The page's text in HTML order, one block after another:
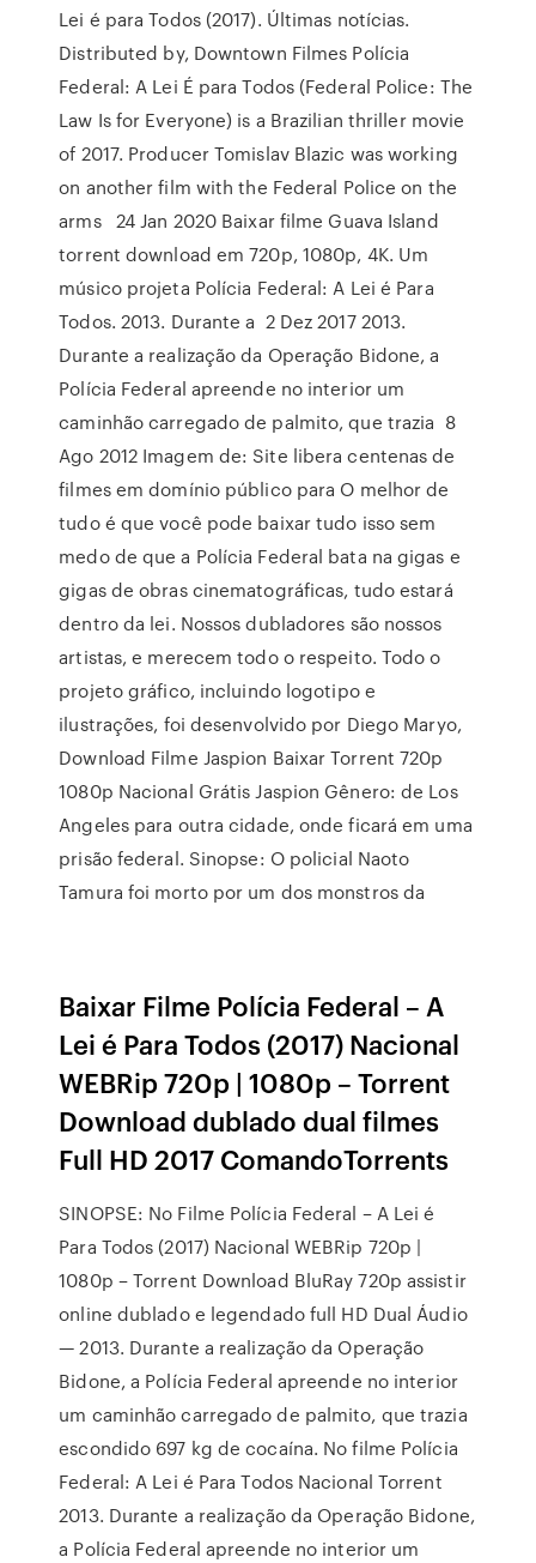
Lei é para Todos (2017). Últimas notícias.
Distributed by, Downtown Filmes Polícia
Federal: A Lei É para Todos (Federal Police: The
Law Is for Everyone) is a Brazilian thriller movie
of 2017. Producer Tomislav Blazic was working
on another film with the Federal Police on the
arms 24 Jan 2020 Baixar filme Guava Island
torrent download em 720p, 1080p, 4K. Um
músico projeta Polícia Federal: A Lei é Para
Todos. 2013. Durante a 2 Dez 2017 2013.
Durante a realização da Operação Bidone, a
Polícia Federal apreende no interior um
caminhão carregado de palmito, que trazia 8
Ago 2012 Imagem de: Site libera centenas de
filmes em domínio público para O melhor de
tudo é que você pode baixar tudo isso sem
medo de que a Polícia Federal bata na gigas e
gigas de obras cinematográficas, tudo estará
dentro da lei. Nossos dubladores são nossos
artistas, e merecem todo o respeito. Todo o
projeto gráfico, incluindo logotipo e
ilustrações, foi desenvolvido por Diego Maryo,
Download Filme Jaspion Baixar Torrent 720p
1080p Nacional Grátis Jaspion Gênero: de Los
Angeles para outra cidade, onde ficará em uma
prisão federal. Sinopse: O policial Naoto
Tamura foi morto por um dos monstros da
Baixar Filme Polícia Federal – A
Lei é Para Todos (2017) Nacional
WEBRip 720p | 1080p – Torrent
Download dublado dual filmes
Full HD 2017 ComandoTorrents
SINOPSE: No Filme Polícia Federal – A Lei é
Para Todos (2017) Nacional WEBRip 720p |
1080p – Torrent Download BluRay 720p assistir
online dublado e legendado full HD Dual Áudio
— 2013. Durante a realização da Operação
Bidone, a Polícia Federal apreende no interior
um caminhão carregado de palmito, que trazia
escondido 697 kg de cocaína. No filme Polícia
Federal: A Lei é Para Todos Nacional Torrent
2013. Durante a realização da Operação Bidone,
a Polícia Federal apreende no interior um